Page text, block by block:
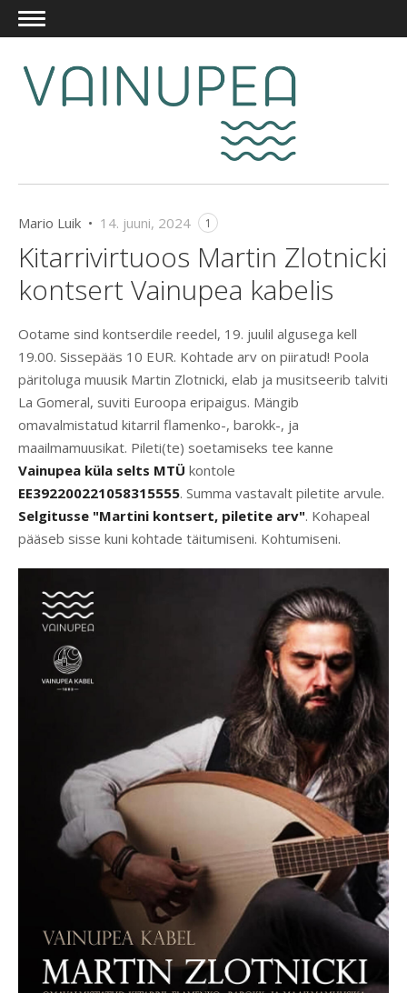
Mario Luik • 14. juuni, 2024 1
Kitarrivirtuoos Martin Zlotnicki
kontsert Vainupea kabelis
Ootame sind kontserdile reedel, 19. juulil algusega kell
19.00. Sissepääs 10 EUR. Kohtade arv on piiratud! Poola
päritoluga muusik Martin Zlotnicki, elab ja musitseerib talviti
La Gomeral, suviti Euroopa eripaigus. Mängib
omavalmistatud kitarril flamenko-, barokk-, ja
maailmamuusikat. Pileti(te) soetamiseks tee kanne
Vainupea küla selts MTÜ kontole
EE392200221058315555. Summa vastavalt piletite arvule.
Selgitusse "Martini kontsert, piletite arv". Kohapeal
pääseb sisse kuni kohtade täitumiseni. Kohtumiseni.